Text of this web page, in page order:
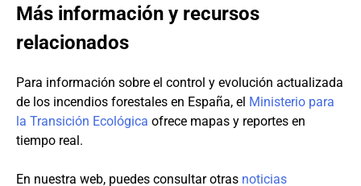
Más información y recursos
relacionados
Para información sobre el control y evolución actualizada
de los incendios forestales en España, el Ministerio para
la Transición Ecológica ofrece mapas y reportes en
tiempo real.
En nuestra web, puedes consultar otras noticias